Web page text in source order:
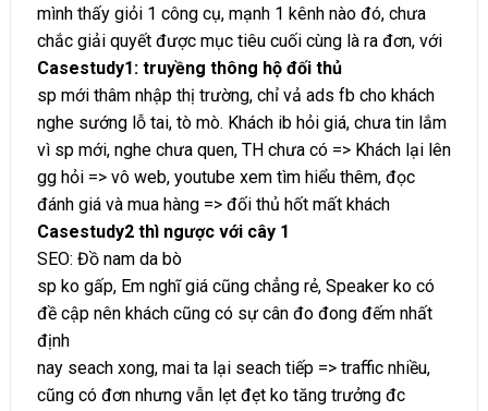
mình thấy giỏi 1 công cụ, mạnh 1 kênh nào đó, chưa
chắc giải quyết được mục tiêu cuối cùng là ra đơn, với
Casestudy1: truyềng thông hộ đối thủ
sp mới thâm nhập thị trường, chỉ vả ads fb cho khách
nghe sướng lỗ tai, tò mò. Khách ib hỏi giá, chưa tin lắm
vì sp mới, nghe chưa quen, TH chưa có => Khách lại lên
gg hỏi => vô web, youtube xem tìm hiểu thêm, đọc
đánh giá và mua hàng => đối thủ hốt mất khách
Casestudy2 thì ngược với cây 1
SEO: Đồ nam da bò
sp ko gấp, Em nghĩ giá cũng chẳng rẻ, Speaker ko có
đề cập nên khách cũng có sự cân đo đong đếm nhất
định
nay seach xong, mai ta lại seach tiếp => traffic nhiều,
cũng có đơn nhưng vẫn lẹt đẹt ko tăng trưởng đc